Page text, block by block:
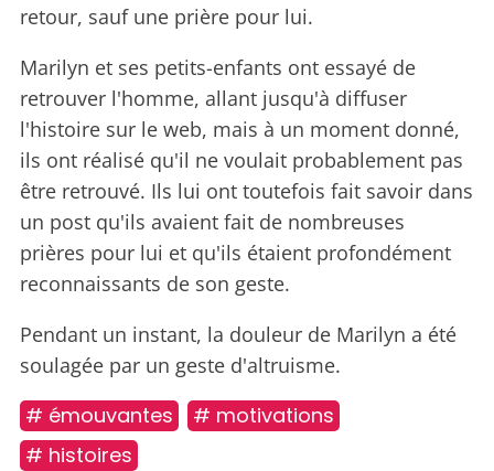
retour, sauf une prière pour lui.
Marilyn et ses petits-enfants ont essayé de
retrouver l'homme, allant jusqu'à diffuser
l'histoire sur le web, mais à un moment donné,
ils ont réalisé qu'il ne voulait probablement pas
être retrouvé. Ils lui ont toutefois fait savoir dans
un post qu'ils avaient fait de nombreuses
prières pour lui et qu'ils étaient profondément
reconnaissants de son geste.
Pendant un instant, la douleur de Marilyn a été
soulagée par un geste d'altruisme.
# émouvantes
# motivations
# histoires